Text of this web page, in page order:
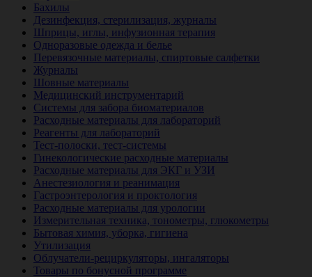
Бахилы
Дезинфекция, стерилизация, журналы
Шприцы, иглы, инфузионная терапия
Одноразовые одежда и белье
Перевязочные материалы, спиртовые салфетки
Журналы
Шовные материалы
Медицинский инструментарий
Системы для забора биоматериалов
Расходные материалы для лабораторий
Реагенты для лабораторий
Тест-полоски, тест-системы
Гинекологические расходные материалы
Расходные материалы для ЭКГ и УЗИ
Анестезиология и реанимация
Гастроэнтерология и проктология
Расходные материалы для урологии
Измерительная техника, тонометры, глюкометры
Бытовая химия, уборка, гигиена
Утилизация
Облучатели-рециркуляторы, ингаляторы
Товары по бонусной программе